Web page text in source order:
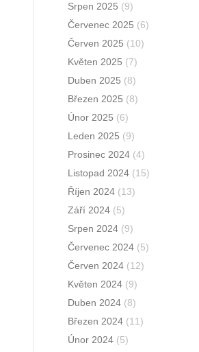
Srpen 2025 (9)
Červenec 2025 (6)
Červen 2025 (10)
Květen 2025 (7)
Duben 2025 (8)
Březen 2025 (8)
Únor 2025 (6)
Leden 2025 (9)
Prosinec 2024 (4)
Listopad 2024 (15)
Říjen 2024 (13)
Září 2024 (5)
Srpen 2024 (9)
Červenec 2024 (5)
Červen 2024 (12)
Květen 2024 (9)
Duben 2024 (8)
Březen 2024 (11)
Únor 2024 (5)